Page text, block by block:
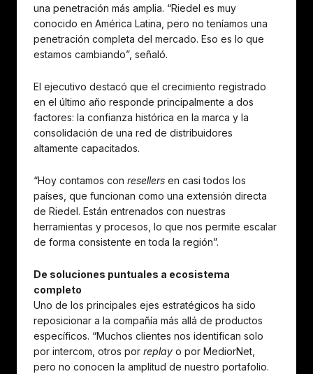
una penetración más amplia. “Riedel es muy
conocido en América Latina, pero no teníamos una
penetración completa del mercado. Eso es lo que
estamos cambiando”, señaló.
El ejecutivo destacó que el crecimiento registrado
en el último año responde principalmente a dos
factores: la confianza histórica en la marca y la
consolidación de una red de distribuidores
altamente capacitados.
“Hoy contamos con resellers en casi todos los
países, que funcionan como una extensión directa
de Riedel. Están entrenados con nuestras
herramientas y procesos, lo que nos permite escalar
de forma consistente en toda la región”.
De soluciones puntuales a ecosistema
completo
Uno de los principales ejes estratégicos ha sido
reposicionar a la compañía más allá de productos
específicos. “Muchos clientes nos identifican solo
por intercom, otros por replay o por MediorNet,
pero no conocen la amplitud de nuestro portafolio.